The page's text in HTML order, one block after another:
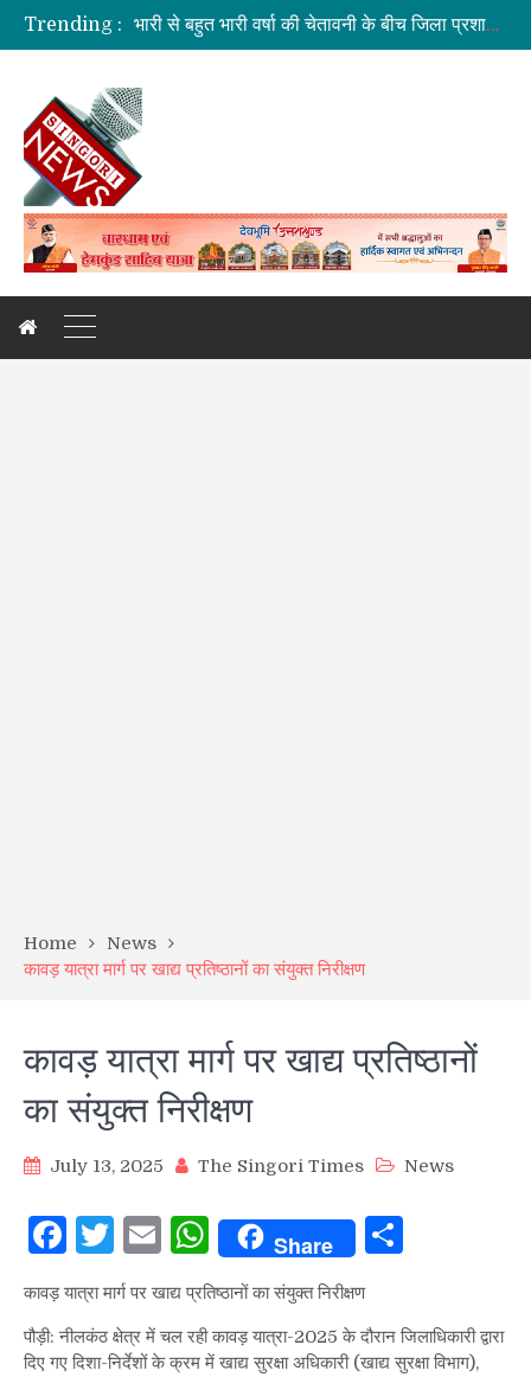
Trending :
सड़क सुरक्षा में जनभागीदारी समन्वित प्रयास जरूरी: डीएम
Home
News
कावड़ यात्रा मार्ग पर खाद्य प्रतिष्ठानों का संयुक्त निरीक्षण
कावड़ यात्रा मार्ग पर खाद्य प्रतिष्ठानों
का संयुक्त निरीक्षण
July 13, 2025 The Singori Times News
Facebook
Twitter
EmailWhatsApp
Share
कावड़ यात्रा मार्ग पर खाद्य प्रतिष्ठानों का संयुक्त निरीक्षण
पौड़ी: नीलकंठ क्षेत्र में चल रही कावड़ यात्रा-2025 के दौरान जिलाधिकारी द्वारा
दिए गए दिशा-निर्देशों के क्रम में खाद्य सुरक्षा अधिकारी (खाद्य सुरक्षा विभाग),